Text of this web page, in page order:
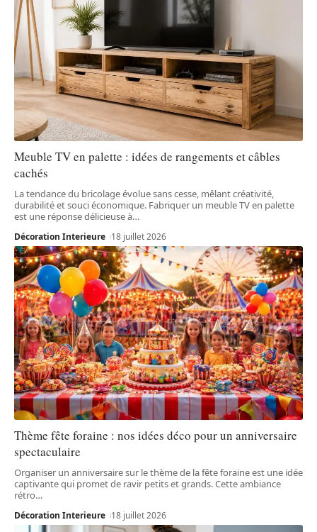
Meuble TV en palette : idées de rangements et câbles
cachés
La tendance du bricolage évolue sans cesse, mêlant créativité,
durabilité et souci économique. Fabriquer un meuble TV en palette
est une réponse délicieuse à…
Décoration Interieure 18 juillet 2026
Thème fête foraine : nos idées déco pour un anniversaire
spectaculaire
Organiser un anniversaire sur le thème de la fête foraine est une idée
captivante qui promet de ravir petits et grands. Cette ambiance
rétro…
Décoration Interieure 18 juillet 2026